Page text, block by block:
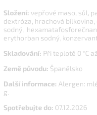
Složení: vepřové maso, sůl,
dextróza, hrachová
sodný,
erythorban sodný,
Skladování: Při teplotě 0 °C
Země původu: Španělsko
Další informace: Alergen:
g.
Spotřebujte do: 07.12.2026